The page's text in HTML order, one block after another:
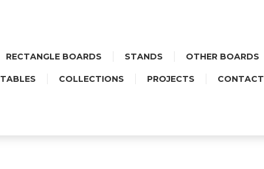
RECTANGLE BOARDS STANDS OTHER BOARDS
TABLES COLLECTIONS PROJECTS CONTACT